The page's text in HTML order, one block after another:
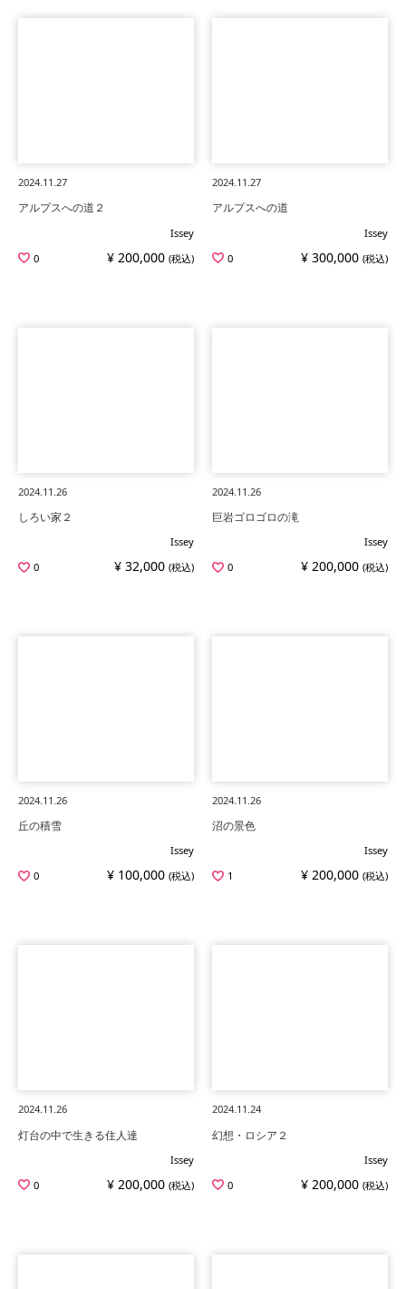
2024.11.27
アルプスへの道２
Issey
0
¥ 200,000 (税込)
2024.11.27
アルプスへの道
Issey
0
¥ 300,000 (税込)
2024.11.26
しろい家２
Issey
0
¥ 32,000 (税込)
2024.11.26
巨岩ゴロゴロの滝
Issey
0
¥ 200,000 (税込)
2024.11.26
丘の積雪
Issey
0
¥ 100,000 (税込)
2024.11.26
沼の景色
Issey
1
¥ 200,000 (税込)
2024.11.26
灯台の中で生きる住人達
Issey
0
¥ 200,000 (税込)
2024.11.24
幻想・ロシア２
Issey
0
¥ 200,000 (税込)